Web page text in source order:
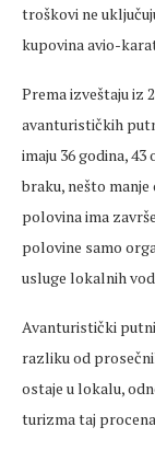
troškovi ne
kupovina avio-
Prema izveštaju iz
avanturističkih
imaju 36 godina,
braku, nešto
polovina ima
polovine samo
usluge lokalnih
Avanturistički
razliku od
ostaje u lokalu,
turizma taj